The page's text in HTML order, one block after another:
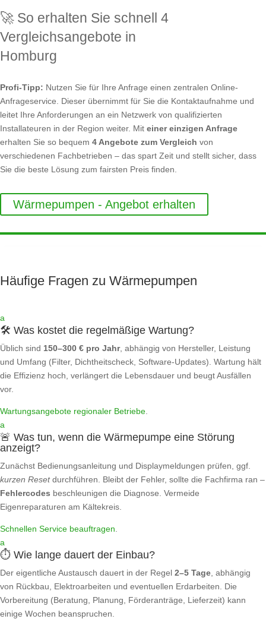
🚀 So erhalten Sie schnell 4
Vergleichsangebote in
Homburg
Profi-Tipp: Nutzen Sie für Ihre Anfrage einen zentralen Online-
Anfrageservice. Dieser übernimmt für Sie die Kontaktaufnahme und
leitet Ihre Anforderungen an ein Netzwerk von qualifizierten
Installateuren in der Region weiter. Mit einer einzigen Anfrage
erhalten Sie so bequem 4 Angebote zum Vergleich von
verschiedenen Fachbetrieben – das spart Zeit und stellt sicher, dass
Sie die beste Lösung zum fairsten Preis finden.
Wärmepumpen - Angebot erhalten
Häufige Fragen zu Wärmepumpen
a
🛠️ Was kostet die regelmäßige Wartung?
Üblich sind 150–300 € pro Jahr, abhängig von Hersteller, Leistung
und Umfang (Filter, Dichtheitscheck, Software‑Updates). Wartung hält
die Effizienz hoch, verlängert die Lebensdauer und beugt Ausfällen
vor.
Wartungsangebote regionaler Betriebe.
a
🚨 Was tun, wenn die Wärmepumpe eine Störung
anzeigt?
Zunächst Bedienungsanleitung und Displaymeldungen prüfen, ggf.
kurzen Resetdurchführen. Bleibt der Fehler, sollte die Fachfirma ran –
Fehlercodes beschleunigen die Diagnose. Vermeide
Eigenreparaturen am Kältekreis.
Schnellen Service beauftragen.
a
⏱️ Wie lange dauert der Einbau?
Der eigentliche Austausch dauert in der Regel 2–5 Tage, abhängig
von Rückbau, Elektroarbeiten und eventuellen Erdarbeiten. Die
Vorbereitung (Beratung, Planung, Förderanträge, Lieferzeit) kann
einige Wochen beanspruchen.